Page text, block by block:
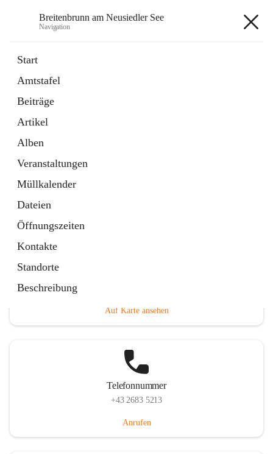
Breitenbrunn am Neusiedler See
Navigation
Start
Amtstafel
Beiträge
Artikel
Alben
Veranstaltungen
Müllkalender
Dateien
Öffnungszeiten
Kontakte
Standorte
Beschreibung
18 Schnellzugriffe
Gemeindeservice
Auf Karte ansehen
Telefonnummer
+43 2683 5213
Anrufen